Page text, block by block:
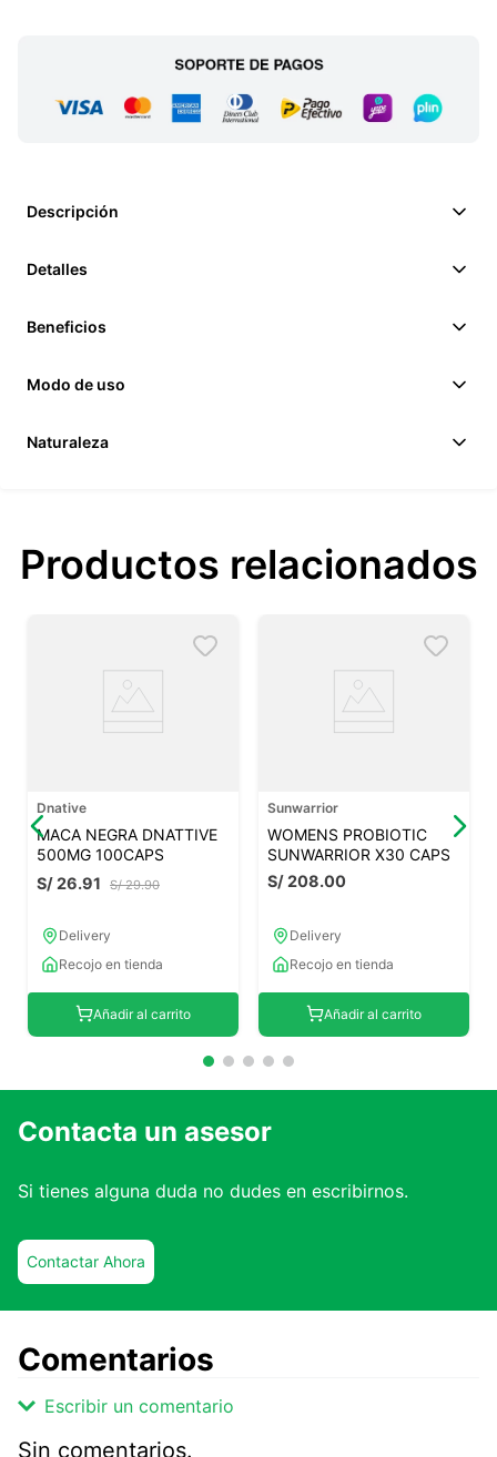
Descripción
Detalles
Beneficios
Modo de uso
Naturaleza
Productos relacionados
Dnative
MACA NEGRA DNATTIVE
500MG 100CAPS
S/ 29.90
S/26.91
Delivery
Recojo en tienda
Añadir al carrito
Sunwarrior
WOMENS PROBIOTIC
SUNWARRIOR X30 CAPS
S/208.00
Delivery
Recojo en tienda
Añadir al carrito
Contacta un asesor
Si tienes alguna duda no dudes en escribirnos.
Contactar Ahora
Comentarios
Escribir un comentario
Sin comentarios.